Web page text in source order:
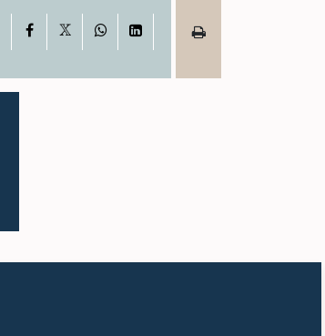
Facebook WhatsAppLinkedIn